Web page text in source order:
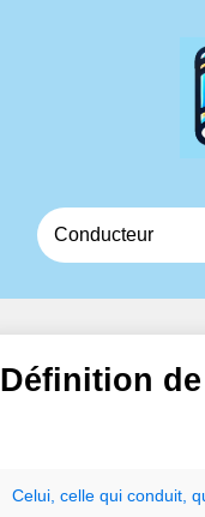
Définition de
Celui celle qui conduit